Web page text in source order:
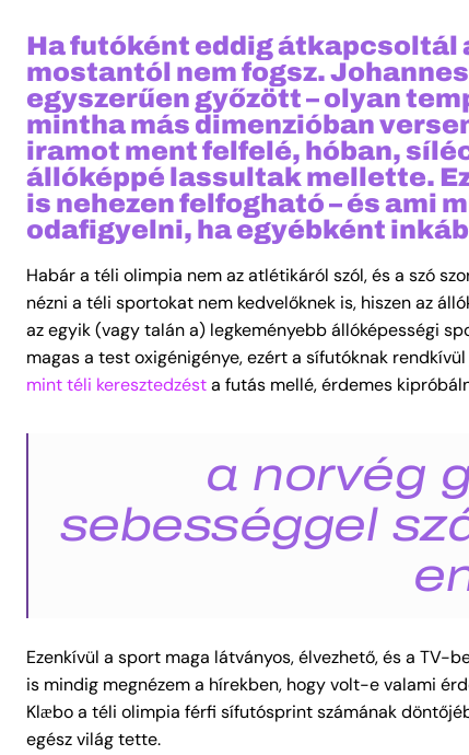
Ha futóként eddig
mostantól nem fogsz.
egyszerűen győzött – olyan
mintha más dimenzióban
iramot ment felfelé, hóban,
állóképpé lassultak mellette.
is nehezen felfogható – és ami
odafigyelni, ha egyébként
Habár a téli olimpia nem az atlétikáról szól, és a szó
nézni a téli sportokat nem kedvelőknek is, hiszen az
az egyik (vagy talán a) legkeményebb állóképességi
magas a test oxigénigénye, ezért a sífutóknak
mint téli keresztedzést a futás mellé, érdemes
a norvég
sebességgel
Ezenkívül a sport maga látványos, élvezhető, és a TV-
is mindig megnézem a hírekben, hogy volt-e valami
Klæbo a téli olimpia férfi sífutósprint számának
egész világ tette.